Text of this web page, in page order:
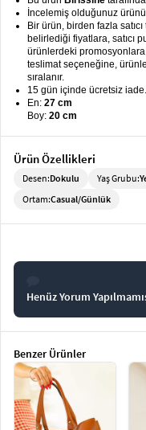
Büyük
Bedenkeyboard_arrow_down
Giyimkeyboard_arrow_down
İncelemiş olduğunuz
Bir ürün, birden fazla satıcı
belirlediği fiyatlara, satıcı
ürünlerdeki
teslimat seçeneğine,
sıralanır.
15 gün içinde ücretsiz iade.
En: 27 cm
Boy: 20 cm
Ürün Özellikleri
Desen:Dokulu Yaş Grubu:
Ortam:Casual/Günlük
Henüz Yorum
Benzer Ürünler